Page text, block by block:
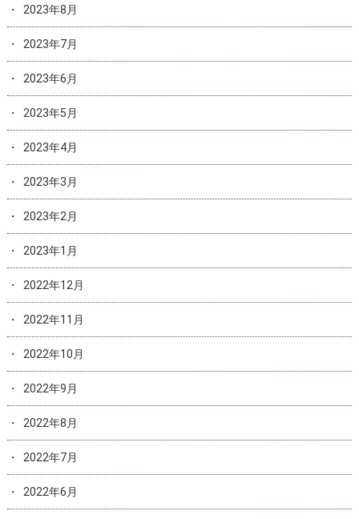
2023年8月
2023年7月
2023年6月
2023年5月
2023年4月
2023年3月
2023年2月
2023年1月
2022年12月
2022年11月
2022年10月
2022年9月
2022年8月
2022年7月
2022年6月